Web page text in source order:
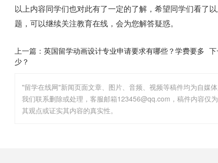
以上内容同学们也对此有了一定的了解，希望同学们看了
题，可以继续关注教育在线，会为您解答疑惑。
上一篇： 英国留学动画设计专业申请要求有哪些？学费要多
少？
"留学在线网"新闻页面文章、图片、音频、视频等稿件均为自媒
其观点或证实其内容的真实性。